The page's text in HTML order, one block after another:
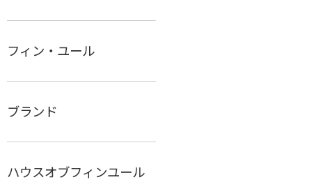
フィン・ユール
ブランド
ハウスオブフィンユール